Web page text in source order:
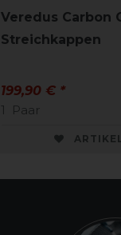
Veredus Carbon
Streichkappen
199,90 € *
1
Paar